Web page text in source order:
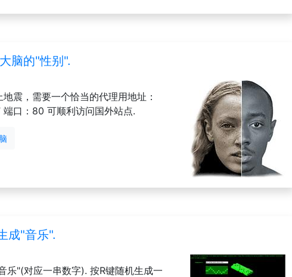
脑的"性别".
震，需要一个恰当的代理用地址：
口：80 可顺利访问国外站点.
成"音乐".
乐"(对应一串数字). 按R键随机生成一